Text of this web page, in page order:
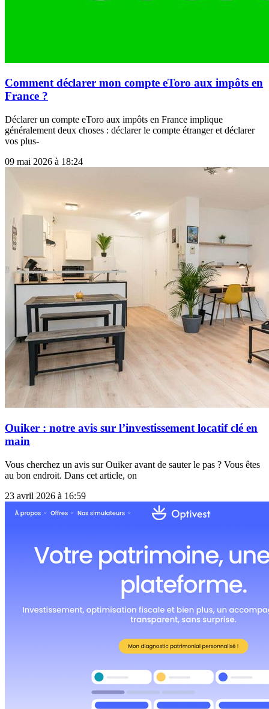
Comment déclarer mon compte eToro aux impôts en
France ?
Déclarer un compte eToro aux impôts en France implique
généralement deux choses : déclarer le compte étranger et déclarer
vos plus-
09 mai 2026 à 18:24
Ouiker : notre avis sur l’investissement locatif clé en
main
Vous cherchez un avis sur Ouiker avant de sauter le pas ? Vous êtes
au bon endroit. Dans cet article, on
23 avril 2026 à 16:59